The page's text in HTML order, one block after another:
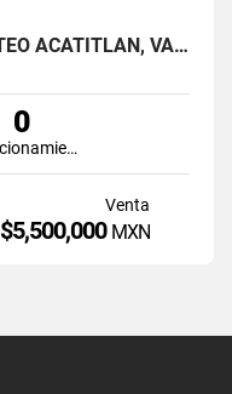
TERRENO EN VENTA, SAN MATEO ACATITLÁN, VALLE DE BRAVO
0
Estacionamiento
Venta
$5,500,000 MXN